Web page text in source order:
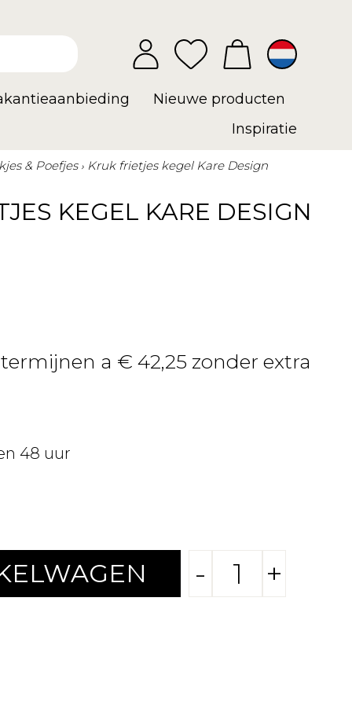
Nieuwe producten
Inspiratie
& Poefjes Kruk frietjes kegel Kare Design
KEGEL KARE DESIGN
a € 42,25 zonder extra
48 uur
- +